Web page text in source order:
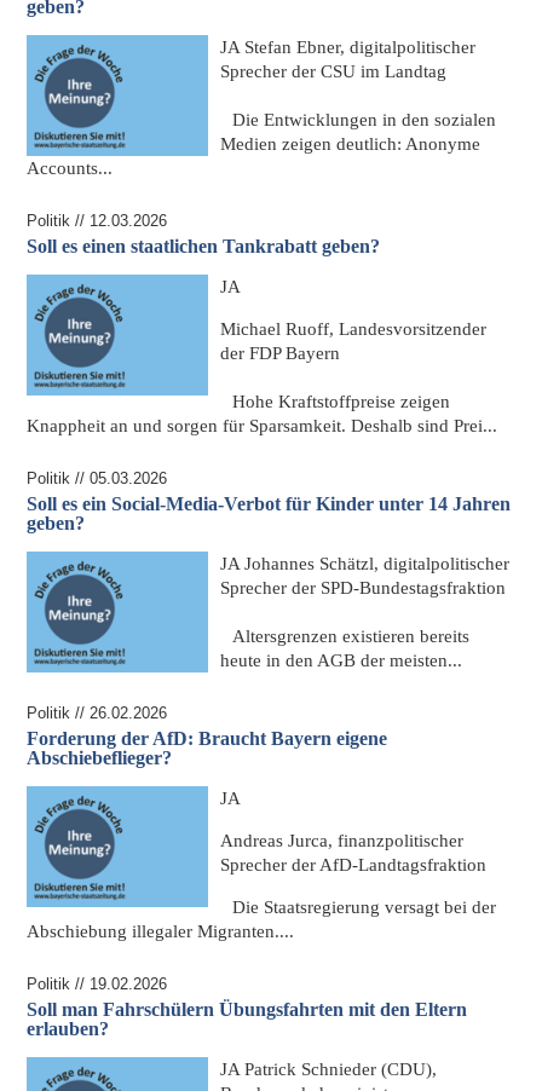
geben?
JA Stefan Ebner, digitalpolitischer
Sprecher der CSU im Landtag
Die Entwicklungen in den sozialen
Medien zeigen deutlich: Anonyme
Accounts...
Politik // 12.03.2026
Soll es einen staatlichen Tankrabatt geben?
JA
Michael Ruoff, Landesvorsitzender
der FDP Bayern
Hohe Kraftstoffpreise zeigen
Knappheit an und sorgen für Sparsamkeit. Deshalb sindPrei...
Politik // 05.03.2026
Soll es ein Social-Media-Verbot für Kinder unter 14 Jahren
geben?
JA Johannes Schätzl, digitalpolitischer
Sprecher der SPD-Bundestagsfraktion
Altersgrenzen existieren bereits
heute in den AGB der meisten...
Politik // 26.02.2026
Forderung der AfD: Braucht Bayern eigene
Abschiebeflieger?
JA
Andreas Jurca, finanzpolitischer
Sprecher der AfD-Landtagsfraktion
Die Staatsregierung versagt bei der
Abschiebung illegaler Migranten....
Politik // 19.02.2026
Soll man Fahrschülern Übungsfahrten mit den Eltern
erlauben?
JA Patrick Schnieder (CDU),